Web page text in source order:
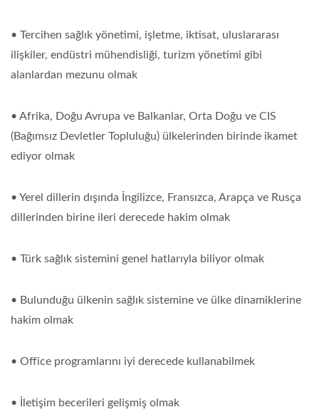
• Tercihen sağlık yönetimi, işletme, iktisat, uluslararası
ilişkiler, endüstri mühendisliği, turizm yönetimi gibi
alanlardan mezunu olmak
• Afrika, Doğu Avrupa ve Balkanlar, Orta Doğu ve CIS
(Bağımsız Devletler Topluluğu) ülkelerinden birinde ikamet
ediyor olmak
• Yerel dillerin dışında İngilizce, Fransızca, Arapça ve Rusça
dillerinden birine ileri derecede hakim olmak
• Türk sağlık sistemini genel hatlarıyla biliyor olmak
• Bulunduğu ülkenin sağlık sistemine ve ülke dinamiklerine
hakim olmak
• Office programlarını iyi derecede kullanabilmek
• İletişim becerileri gelişmiş olmak